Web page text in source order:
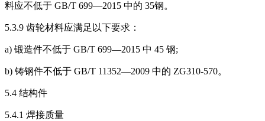
料应不低于 GB/T 699—2015 中的 35钢。
5.3.9 齿轮材料应满足以下要求：
a) 锻造件不低于 GB/T 699—2015 中 45 钢;
b) 铸钢件不低于 GB/T 11352—2009 中的 ZG310-570。
5.4 结构件
5.4.1 焊接质量